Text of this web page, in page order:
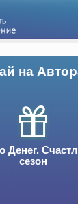
на
Денег.
сезон